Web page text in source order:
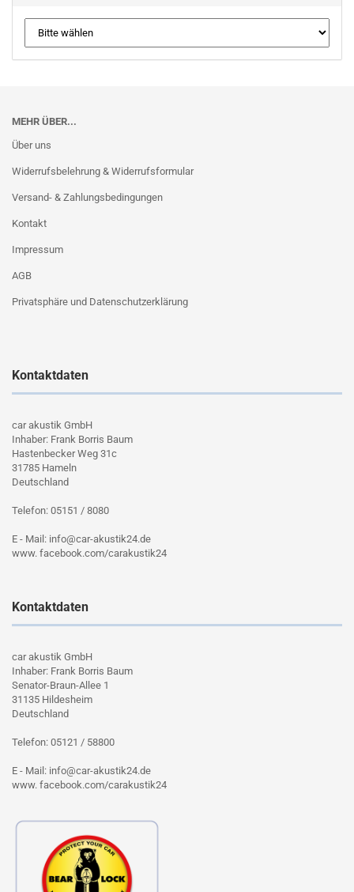
MEHR ÜBER...
Über uns
Widerrufsbelehrung & Widerrufsformular
Versand- & Zahlungsbedingungen
Kontakt
Impressum
AGB
Privatsphäre und Datenschutzerklärung
Kontaktdaten
car akustik GmbH
Inhaber: Frank Borris Baum
Hastenbecker Weg 31c
31785 Hameln
Deutschland
Telefon: 05151 / 8080
E - Mail: info@car-akustik24.de
www. facebook.com/carakustik24
Kontaktdaten
car akustik GmbH
Inhaber: Frank Borris Baum
Senator-Braun-Allee 1
31135 Hildesheim
Deutschland
Telefon: 05121 / 58800
E - Mail: info@car-akustik24.de
www. facebook.com/carakustik24